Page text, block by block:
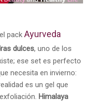
pack Ayurveda
dulces, uno de los
ese set es perfecto
necesita en invierno:
es un gel que
Himalaya